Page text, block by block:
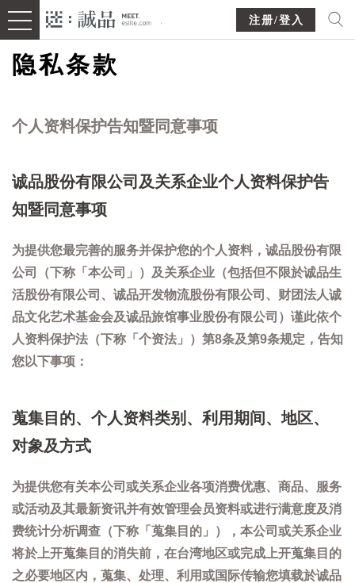
注册/登入
隐私条款
个人资料保护告知暨同意事项
诚品股份有限公司及关系企业个人资料保护告
知暨同意事项
为提供您最完善的服务并保护您的个人资料，诚品股份有限
公司（下称「本公司」）及关系企业（包括但不限於诚品生
活股份有限公司、诚品开发物流股份有限公司、财团法人诚
品文化艺术基金会及诚品旅馆事业股份有限公司）谨此依个
人资料保护法（下称「个资法」）第8条及第9条规定，告知
您以下事项：
蒐集目的、个人资料类别、利用期间、地区、
对象及方式
为提供您有关本公司或关系企业各项消费优惠、商品、服务
或活动及其最新资讯并有效管理会员资料或进行满意度及消
费统计分析调查（下称「蒐集目的」），本公司或关系企业
将於上开蒐集目的消失前，在台湾地区或完成上开蒐集目的
之必要地区内，蒐集、处理、利用或国际传输您填载於诚品